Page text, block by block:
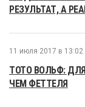
РЕЗУЛЬТАТ, А
11 июля 2017 в 13:02
ТОТО ВОЛЬФ:
ЧЕМ ФЕТТЕЛЯ